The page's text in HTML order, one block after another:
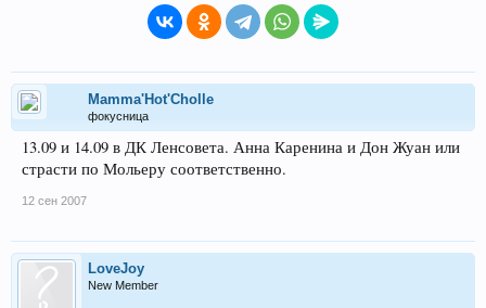
Mamma'Hot'Cholle
фокусница
13.09 и 14.09 в ДК Ленсовета. Анна Каренина и Дон Жуан или
страсти по Мольеру соответственно.
12 сен 2007
LoveJoy
New Member